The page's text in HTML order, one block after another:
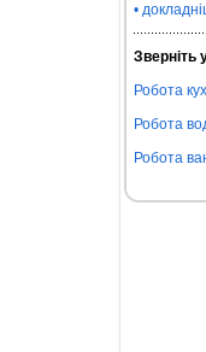
•
Зверніть
Робота
Робота
Робота